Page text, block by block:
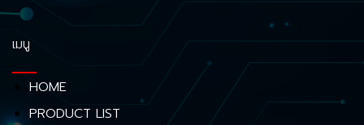
เมนู
HOME
PRODUCT LIST